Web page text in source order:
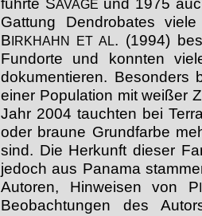
AVAGE
Gattung Dendrobates
BIRKHAHN ET AL. (1994)
Fundorte und konnten
dokumentieren. Besonders
einer Population mit weißer
Jahr 2004 tauchten bei
oder braune Grundfarbe
sind. Die Herkunft dieser
jedoch aus Panama
Autoren, Hinweisen von P
Beobachtungen des